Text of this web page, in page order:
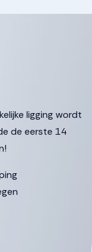
ligging wordt
de eerste 14